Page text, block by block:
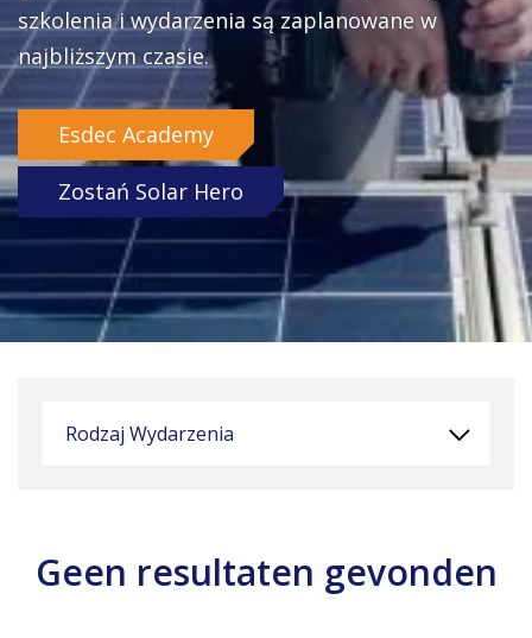
szkolenia i wydarzenia są zaplanowane w
najbliższym czasie.
Esdec Academy
Zostań Solar Hero
Rodzaj Wydarzenia
Geen resultaten gevonden